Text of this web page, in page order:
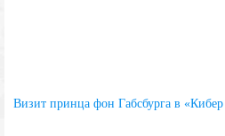
Визит принца фон Габсбурга в